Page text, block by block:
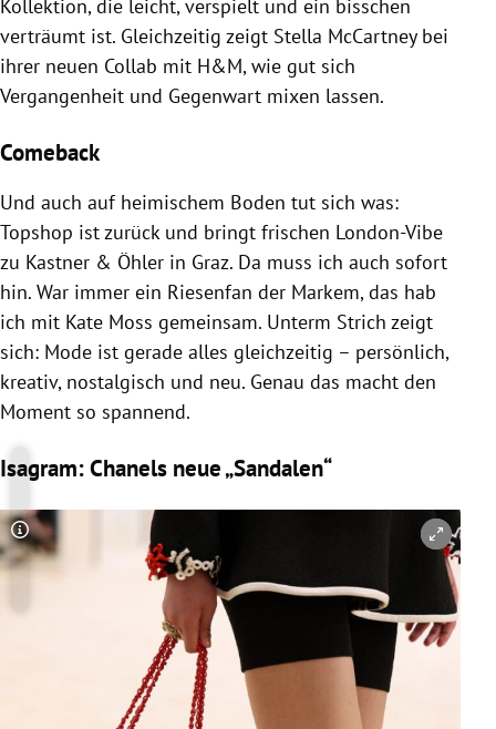
Kollektion, die leicht, verspielt und ein bisschen
verträumt ist. Gleichzeitig zeigt Stella McCartney bei
ihrer neuen Collab mit H&M, wie gut sich
Vergangenheit und Gegenwart mixen lassen.
Comeback
Und auch auf heimischem Boden tut sich was:
Topshop ist zurück und bringt frischen London-Vibe
zu Kastner & Öhler in Graz. Da muss ich auch sofort
hin. War immer ein Riesenfan der Markem, das hab
ich mit Kate Moss gemeinsam. Unterm Strich zeigt
sich: Mode ist gerade alles gleichzeitig – persönlich,
kreativ, nostalgisch und neu. Genau das macht den
Moment so spannend.
Isagram: Chanels neue „Sandalen“
Copyright-Hinweis öffnen/schließen